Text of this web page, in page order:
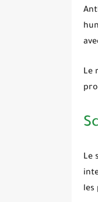
Le
Le
les